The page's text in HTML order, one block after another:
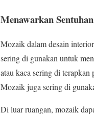
Menawarkan
Mozaik dalam desain
sering di gunakan untuk
atau kaca sering di
Mozaik juga sering di
Di luar ruangan, mozaik